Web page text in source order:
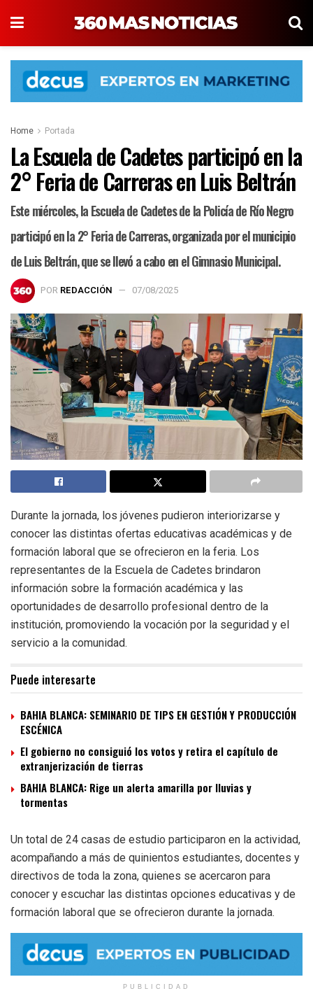
Home Portada
La Escuela de Cadetes participó en la
2° Feria de Carreras en Luis Beltrán
Este miércoles, la Escuela de Cadetes de la Policía de Río Negro
participó en la 2° Feria de Carreras, organizada por el municipio
de Luis Beltrán, que se llevó a cabo en el Gimnasio Municipal.
POR REDACCIÓN 07/08/2025
Durante la jornada, los jóvenes pudieron interiorizarse y
conocer las distintas ofertas educativas académicas y de
formación laboral que se ofrecieron en la feria. Los
representantes de la Escuela de Cadetes brindaron
información sobre la formación académica y las
oportunidades de desarrollo profesional dentro de la
institución, promoviendo la vocación por la seguridad y el
servicio a la comunidad.
Puede interesarte
BAHIA BLANCA: SEMINARIO DE TIPS EN GESTIÓN Y PRODUCCIÓN
ESCÉNICA
El gobierno no consiguió los votos y retira el capítulo de
extranjerización de tierras
BAHIA BLANCA: Rige un alerta amarilla por lluvias y
tormentas
Un total de 24 casas de estudio participaron en la actividad,
acompañando a más de quinientos estudiantes, docentes y
directivos de toda la zona, quienes se acercaron para
conocer y escuchar las distintas opciones educativas y de
formación laboral que se ofrecieron durante la jornada.
PUBLICIDAD